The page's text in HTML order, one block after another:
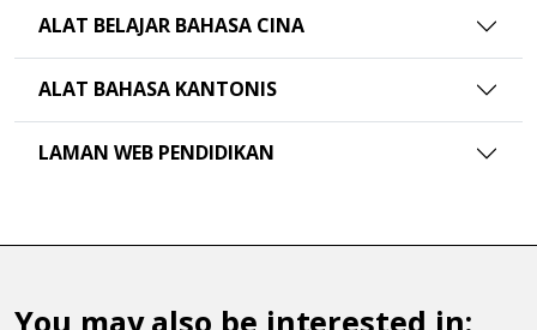
ALAT BELAJAR BAHASA CINA
ALAT BAHASA KANTONIS
LAMAN WEB PENDIDIKAN
You may also be interested in: